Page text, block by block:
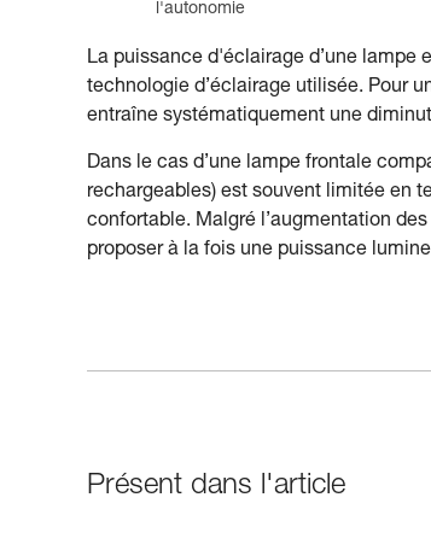
l'autonomie
La puissance d'éclairage d’une lampe
technologie d’éclairage utilisée. Pour
entraîne systématiquement une
Dans le cas d’une lampe frontale
rechargeables) est souvent limitée en
confortable. Malgré l’augmentation
proposer à la fois une puissance
Présent dans l'article